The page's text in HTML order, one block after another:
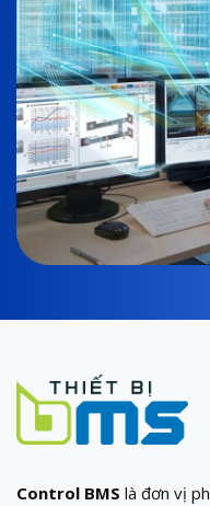
Control BMS là đơn vị